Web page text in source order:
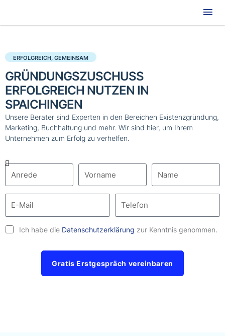
ERFOLGREICH, GEMEINSAM
GRÜNDUNGSZUSCHUSS
ERFOLGREICH NUTZEN IN
SPAICHINGEN
Unsere Berater sind Experten in den Bereichen Existenzgründung,
Marketing, Buchhaltung und mehr. Wir sind hier, um Ihrem
Unternehmen zum Erfolg zu verhelfen.
Ich habe die Datenschutzerklärung zur Kenntnis genommen.
Gratis Erstgespräch vereinbaren